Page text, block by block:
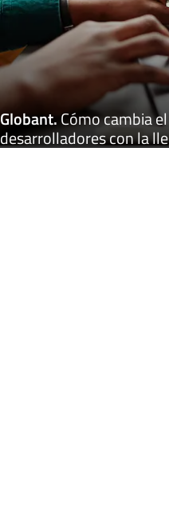
Globant.Cómo cambia
desarrolladores con la